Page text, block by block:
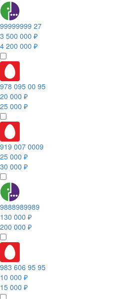
99999999 27
3 500 000 ₽
4 200 000 ₽
978 095 00 95
20 000 ₽
25 000 ₽
919 007 0009
25 000 ₽
30 000 ₽
9888989989
130 000 ₽
200 000 ₽
983 606 95 95
10 000 ₽
15 000 ₽